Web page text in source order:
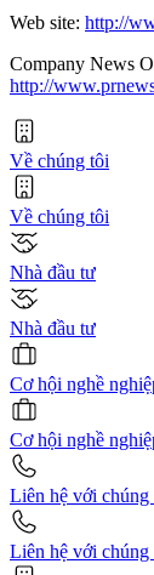
Web site: http://
Company News
http://
Về chúng tôi
Về chúng tôi
Nhà đầu tư
Nhà đầu tư
Cơ hội nghề
Cơ hội nghề
Liên hệ với chúng
Liên hệ với chúng